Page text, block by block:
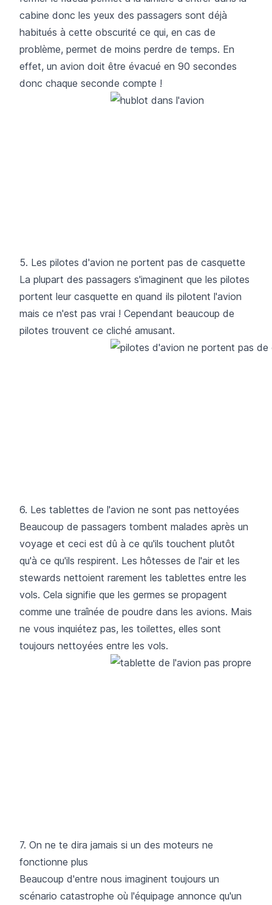
cabine donc les yeux des passagers sont déjà
habitués à cette obscurité ce qui, en cas de
problème, permet de moins perdre de temps. En
effet, un avion doit être évacué en 90 secondes
donc chaque seconde compte !
5. Les pilotes d'avion ne portent pas de casquette
La plupart des passagers s'imaginent que les pilotes
portent leur casquette en quand ils pilotent l'avion
mais ce n'est pas vrai ! Cependant beaucoup de
pilotes trouvent ce cliché amusant.
6. Les tablettes de l'avion ne sont pas nettoyées
Beaucoup de passagers tombent malades après un
voyage et ceci est dû à ce qu'ils touchent plutôt
qu'à ce qu'ils respirent. Les hôtesses de l'air et les
stewards nettoient rarement les tablettes entre les
vols. Cela signifie que les germes se propagent
comme une traînée de poudre dans les avions. Mais
ne vous inquiétez pas, les toilettes, elles sont
toujours nettoyées entre les vols.
7. On ne te dira jamais si un des moteurs ne
fonctionne plus
Beaucoup d'entre nous imaginent toujours un
scénario catastrophe où l'équipage annonce qu'un